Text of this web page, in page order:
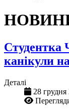
Студентка
канікули
Деталі
28 грудня